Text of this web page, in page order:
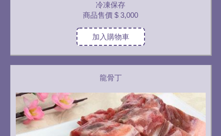
冷凍保存
商品售價 $ 3,000
加入購物車
龍骨丁